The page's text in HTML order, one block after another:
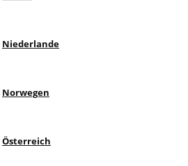
Niederlande
Norwegen
Österreich